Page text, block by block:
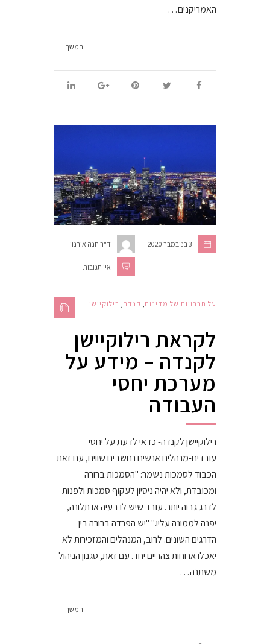
האמריקנים…
המשך
ד"ר חנה אורנוי 3 בנובמבר 2020
אין תגובות
על תרבויות של מדינות קנדה רילוקיישן
לקראת רילוקיישן
לקנדה – מידע על
מערכת יחסי
העבודה
רילוקיישן לקנדה- כדאי לדעת על יחסי
עובדים-מנהלים אנשים נחשבים שווים, עם זאת
הכבוד לסמכות נשמר: "הסמכות ברורה
ומכובדת, ולא יהיה ניסיון לעקוף סמכות ולפנות
לדרג גבוה יותר. עובד שיש לו בעיה או תלונה,
יפנה לממונה עליו." "יש הפרדה ברורה בין
הדרגים השונים. לרוב, המנהלים והמזכירות לא
יאכלו ארוחות צהריים יחד. עם זאת, סגנון הניהול
משתנה…
המשך